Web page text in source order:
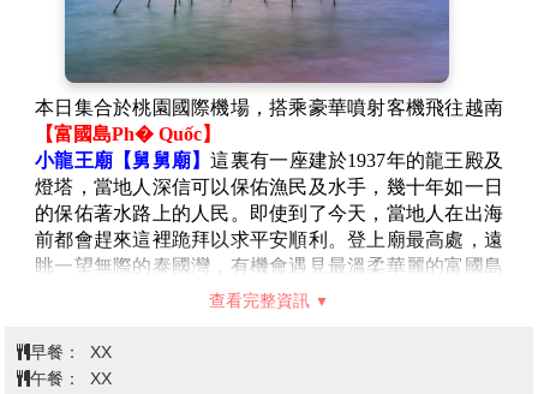
本日集合於桃園國際機場，搭乘豪華噴射客機飛往越南
【富國島Ph� Quốc】
小龍王廟【舅舅廟】這裏有一座建於1937年的龍王殿及
燈塔，當地人深信可以保佑漁民及水手，幾十年如一日
的保佑著水路上的人民。即使到了今天，當地人在出海
前都會趕來這裡跪拜以求平安順利。登上廟最高處，遠
眺一望無際的泰國灣，有機會遇見最溫柔華麗的富國島
日落，每到傍晚，漫天的紅霞遮蔽了天地，以一種從未
著眾人的讚歎和驚奇從容消失於夜幕之中。
查看完整資訊
早餐：
XX
午餐：
XX